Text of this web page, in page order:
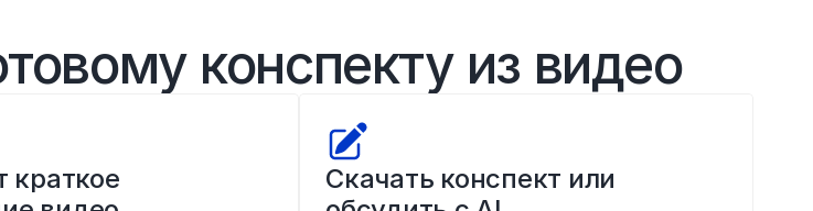
конспекту из видео
краткое
Скачать конспект или